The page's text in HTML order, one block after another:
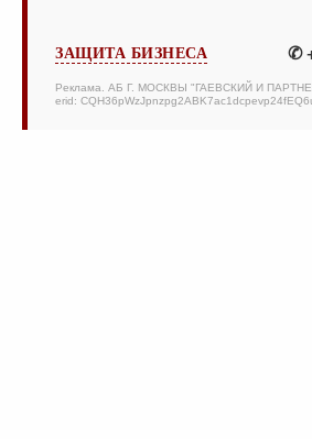
ЗАЩИТА БИЗНЕСА ✆
Реклама. АБ Г. МОСКВЫ "ГАЕВСКИЙ И
erid: